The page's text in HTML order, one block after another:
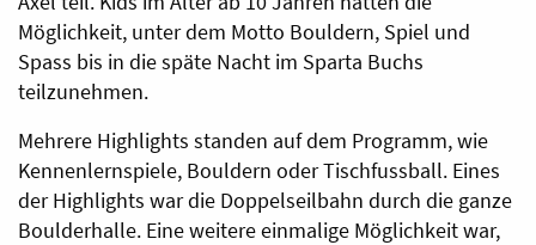
Möglichkeit, unter dem Motto Bouldern, Spiel und
Spass bis in die späte Nacht im Sparta Buchs
teilzunehmen.
Mehrere Highlights standen auf dem Programm, wie
Kennenlernspiele, Bouldern oder Tischfussball. Eines
der Highlights war die Doppelseilbahn durch die ganze
Boulderhalle. Eine weitere einmalige Möglichkeit war,